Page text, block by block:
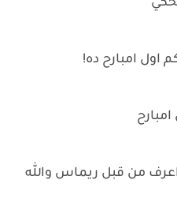
اول امبارح ده!
من قبل ريماس والله